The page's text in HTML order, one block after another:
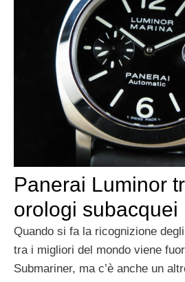
Panerai Luminor
orologi subacquei
Quando si fa la ricognizione
tra i migliori del mondo viene
Submariner, ma c’è anche un